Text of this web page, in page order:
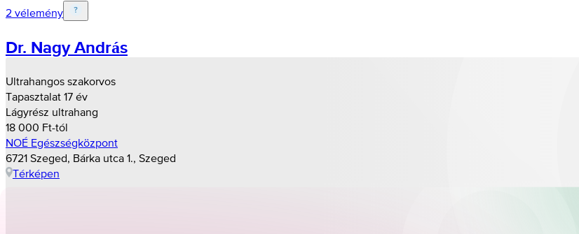
2 vélemény
Dr. Nagy András
Ultrahangos szakorvos
Tapasztalat 17 év
Lágyrész ultrahang
18 000 Ft-tól
NOÉ Egészségközpont
6721 Szeged, Bárka utca 1., Szeged
Térképen